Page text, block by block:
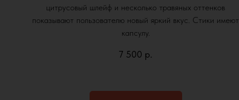
цитрусовый шлейф и несколько травяных оттенков
показывают пользователю новый яркий вкус. Стики имеют
капсулу.
7 500 р.